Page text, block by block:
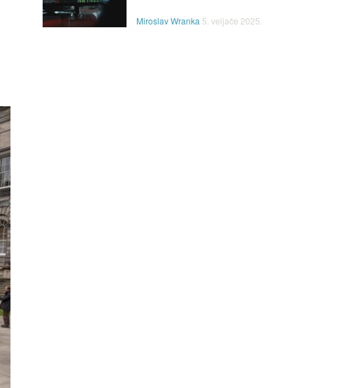
Miroslav Wranka 5. veljače 2025.